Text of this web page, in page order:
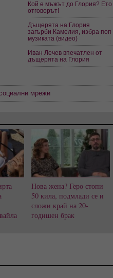
Кой е мъжът до Глория? Ето
отговорът!
Дъщерята на Глория
загърби Камелия, избра поп
музиката (видео)
Иван Лечев впечатлен от
дъщерята на Глория
мрежи
Нова жена? Геро стопи
50 кила, подмлади се и
сложи край на 20-
годишен брак